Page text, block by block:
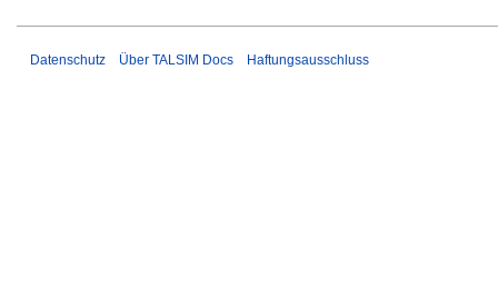
Datenschutz Über TALSIM Docs Haftungsausschluss